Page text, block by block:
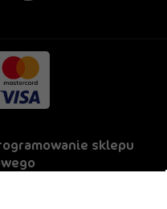
sklepu